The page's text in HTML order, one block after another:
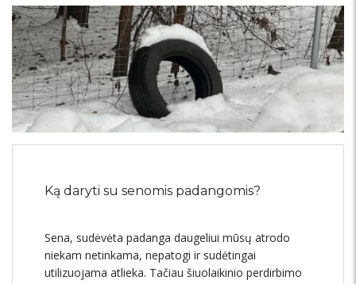
Ką daryti su senomis padangomis?
Sena, sudėvėta padanga daugeliui mūsų atrodo
niekam netinkama, nepatogi ir sudėtingai
utilizuojama atlieka. Tačiau šiuolaikinio perdirbimo